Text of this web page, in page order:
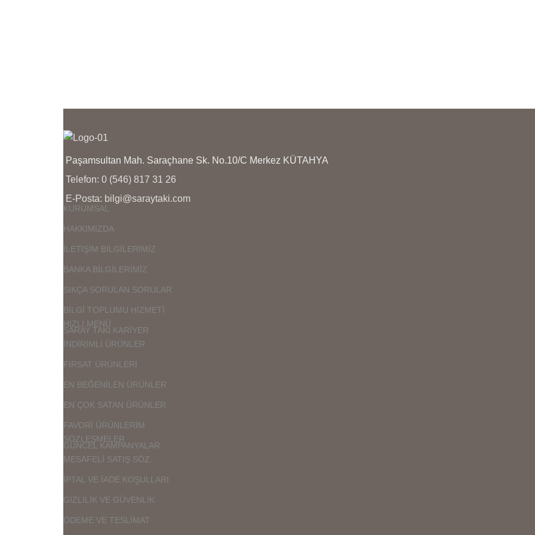
Paşamsultan Mah. Saraçhane Sk. No.10/C Merkez KÜTAHYA
Telefon: 0 (546) 817 31 26
E-Posta: bilgi@saraytaki.com
KURUMSAL
HAKKIMIZDA
İLETİŞİM BİLGİLERİMİZ
BANKA BİLGİLERİMİZ
SIKÇA SORULAN SORULAR
BİLGİ TOPLUMU HİZMETİ
SARAY TAKI KARİYER
HIZLI MENÜ
İNDİRİMLİ ÜRÜNLER
FIRSAT ÜRÜNLERİ
EN BEĞENİLEN ÜRÜNLER
EN ÇOK SATAN ÜRÜNLER
FAVORİ ÜRÜNLERİM
GÜNCEL KAMPANYALAR
SÖZLEŞMELER
MESAFELİ SATIŞ SÖZ.
İPTAL VE İADE KOŞULLARI
GİZLİLİK VE GÜVENLİK
ÖDEME VE TESLİMAT